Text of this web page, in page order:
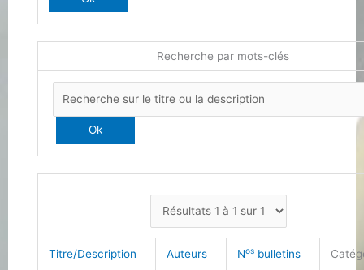
Recherche par mots-clés
Titre/Description Auteurs Nos bulletins